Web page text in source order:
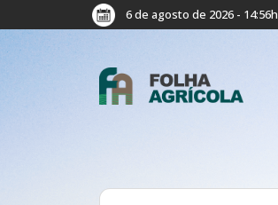
6 de agosto de 2026 - 14:56h